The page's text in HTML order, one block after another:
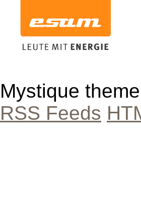
Mystique
RSS Feeds